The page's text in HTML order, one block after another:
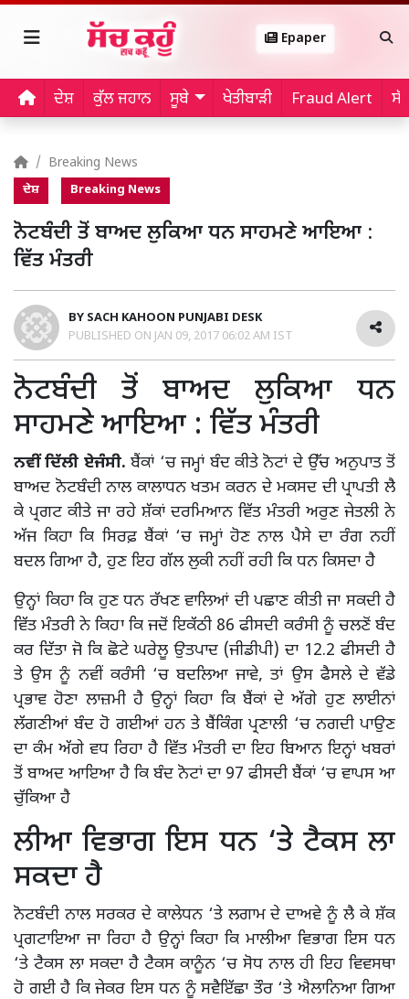
Epaper
ਦੇਸ਼ ਕੁੱਲ ਜਹਾਨ ਸੂਬੇ ਖੇਤੀਬਾੜੀ Fraud Alert
Breaking News
ਦੇਸ਼ Breaking News
ਨੋਟਬੰਦੀ ਤੋਂ ਬਾਅਦ ਲੁਕਿਆ ਧਨ ਸਾਹਮਣੇ ਆਇਆ :
ਵਿੱਤ ਮੰਤਰੀ
BY SACH KAHOON PUNJABI DESK
PUBLISHED ON JAN 09, 2017 06:02 AM IST
ਨੋਟਬੰਦੀ ਤੋਂ ਬਾਅਦ ਲੁਕਿਆ ਧਨ
ਸਾਹਮਣੇ ਆਇਆ : ਵਿੱਤ ਮੰਤਰੀ
ਨਵੀਂ ਦਿੱਲੀ ਏਜੰਸੀ.ਬੈਂਕਾਂ ‘ਚ ਜਮ੍ਹਾਂ ਬੰਦ ਕੀਤੇ ਨੋਟਾਂ ਦੇ ਉੱਚ ਅਨੁਪਾਤ ਤੋਂ
ਬਾਅਦ ਨੋਟਬੰਦੀ ਨਾਲ ਕਾਲਾਧਨ ਖਤਮ ਕਰਨ ਦੇ ਮਕਸਦ ਦੀ ਪ੍ਰਾਪਤੀ ਲੈ
ਕੇ ਪ੍ਰਗਟ ਕੀਤੇ ਜਾ ਰਹੇ ਸ਼ੱਕਾਂ ਦਰਮਿਆਨ ਵਿੱਤ ਮੰਤਰੀ ਅਰੁਣ ਜੇਤਲੀ ਨੇ
ਅੱਜ ਕਿਹਾ ਕਿ ਸਿਰਫ਼ ਬੈਂਕਾਂ ‘ਚ ਜਮ੍ਹਾਂ ਹੋਣ ਨਾਲ ਪੈਸੇ ਦਾ ਰੰਗ ਨਹੀਂ
ਬਦਲ ਗਿਆ ਹੈ, ਹੁਣ ਇਹ ਗੱਲ ਲੁਕੀ ਨਹੀਂ ਰਹੀ ਕਿ ਧਨ ਕਿਸਦਾ ਹੈ
ਉਨ੍ਹਾਂ ਕਿਹਾ ਕਿ ਹੁਣ ਧਨ ਰੱਖਣ ਵਾਲਿਆਂ ਦੀ ਪਛਾਣ ਕੀਤੀ ਜਾ ਸਕਦੀ ਹੈ
ਵਿੱਤ ਮੰਤਰੀ ਨੇ ਕਿਹਾ ਕਿ ਜਦੋਂ ਇਕੱਠੀ 86 ਫੀਸਦੀ ਕਰੰਸੀ ਨੂੰ ਚਲਣੋਂ ਬੰਦ
ਕਰ ਦਿੱਤਾ ਜੋ ਕਿ ਛੋਟੇ ਘਰੇਲੂ ਉਤਪਾਦ (ਜੀਡੀਪੀ) ਦਾ 12.2 ਫੀਸਦੀ ਹੈ
ਤੇ ਉਸ ਨੂੰ ਨਵੀਂ ਕਰੰਸੀ ‘ਚ ਬਦਲਿਆ ਜਾਵੇ, ਤਾਂ ਉਸ ਫੈਸਲੇ ਦੇ ਵੱਡੇ
ਪ੍ਰਭਾਵ ਹੋਣਾ ਲਾਜ਼ਮੀ ਹੈ ਉਨ੍ਹਾਂ ਕਿਹਾ ਕਿ ਬੈਂਕਾਂ ਦੇ ਅੱਗੇ ਹੁਣ ਲਾਈਨਾਂ
ਲੱਗਣੀਆਂ ਬੰਦ ਹੋ ਗਈਆਂ ਹਨ ਤੇ ਬੈਂਕਿੰਗ ਪ੍ਰਣਾਲੀ ‘ਚ ਨਗਦੀ ਪਾਉਣ
ਦਾ ਕੰਮ ਅੱਗੇ ਵਧ ਰਿਹਾ ਹੈ ਵਿੱਤ ਮੰਤਰੀ ਦਾ ਇਹ ਬਿਆਨ ਇਨ੍ਹਾਂ ਖਬਰਾਂ
ਤੋਂ ਬਾਅਦ ਆਇਆ ਹੈ ਕਿ ਬੰਦ ਨੋਟਾਂ ਦਾ 97 ਫੀਸਦੀ ਬੈਂਕਾਂ ‘ਚ ਵਾਪਸ ਆ
ਚੁੱਕਿਆ ਹੈ
ਲੀਆ ਵਿਭਾਗ ਇਸ ਧਨ ‘ਤੇ ਟੈਕਸ ਲਾ
ਸਕਦਾ ਹੈ
ਨੋਟਬੰਦੀ ਨਾਲ ਸਰਕਰ ਦੇ ਕਾਲੇਧਨ ‘ਤੇ ਲਗਾਮ ਦੇ ਦਾਅਵੇ ਨੂੰ ਲੈ ਕੇ ਸ਼ੱਕ
ਪ੍ਰਗਟਾਇਆ ਜਾ ਰਿਹਾ ਹੈ ਉਨ੍ਹਾਂ ਕਿਹਾ ਕਿ ਮਾਲੀਆ ਵਿਭਾਗ ਇਸ ਧਨ
‘ਤੇ ਟੈਕਸ ਲਾ ਸਕਦਾ ਹੈ ਟੈਕਸ ਕਾਨੂੰਨ ‘ਚ ਸੋਧ ਨਾਲ ਹੀ ਇਹ ਵਿਵਸਥਾ
ਹੋ ਗਈ ਹੈ ਕਿ ਜੇਕਰ ਇਸ ਧਨ ਨੂੰ ਸਵੈਇੱਛਾ ਤੌਰ ‘ਤੇ ਐਲਾਨਿਆ ਗਿਆ